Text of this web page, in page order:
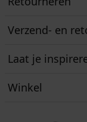
Verzend- en
Laat je
Winkel